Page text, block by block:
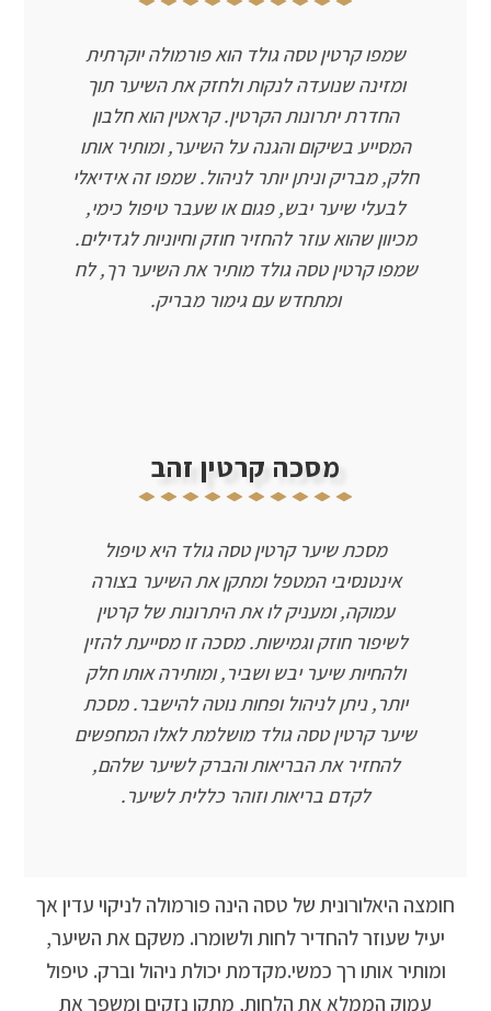
שמפו קרטין טסה גולד הוא פורמולה יוקרתית
ומזינה שנועדה לנקות ולחזק את השיער תוך
החדרת יתרונות הקרטין. קראטין הוא חלבון
המסייע בשיקום והגנה על השיער, ומותיר אותו
חלק, מבריק וניתן יותר לניהול. שמפו זה אידיאלי
לבעלי שיער יבש, פגום או שעבר טיפול כימי,
מכיוון שהוא עוזר להחזיר חוזק וחיוניות לגדילים.
שמפו קרטין טסה גולד מותיר את השיער רך, לח
ומתחדש עם גימור מבריק.
מסכה קרטין זהב
מסכת שיער קרטין טסה גולד היא טיפול
אינטנסיבי המטפל ומתקן את השיער בצורה
עמוקה, ומעניק לו את היתרונות של קרטין
לשיפור חוזק וגמישות. מסכה זו מסייעת להזין
ולהחיות שיער יבש ושביר, ומותירה אותו חלק
יותר, ניתן לניהול ופחות נוטה להישבר. מסכת
שיער קרטין טסה גולד מושלמת לאלו המחפשים
להחזיר את הבריאות והברק לשיער שלהם,
לקדם בריאות וזוהר כללית לשיער.
חומצה היאלורונית של טסה הינה פורמולה לניקוי עדין אך
יעיל שעוזר להחדיר לחות ולשומרו. משקם את השיער,
ומותיר אותו רך כמשי.מקדמת יכולת ניהול וברק. טיפול
עמוק הממלא את הלחות, מתקן נזקים ומשפר את